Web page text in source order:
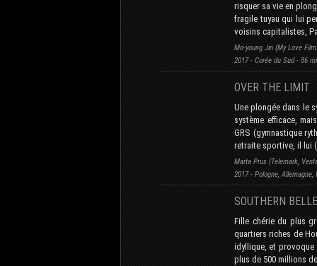
risquer sa vie en
fragile tuyau qui lui
voisins capitalistes,
Mo-young Jin (My Love
2017 - Corée du Sud - 86
OVER THE LIMIT
Une plongée dans le
système efficace,
GRS (gymnastique
retraite sportive, il lui
Marta Prus (Telemark,
2017 - Pologne, Allemagne,
SOUTHERN BELLE
Fille chérie du plus
quartiers riches de
idyllique, et provoque
plus de 500 millions